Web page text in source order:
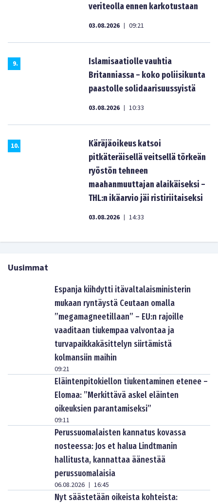
veriteolla ennen karkotustaan
03.08.2026 | 09:21
9.
Islamisaatiolle vauhtia
Britanniassa – koko poliisikunta
paastolle solidaarisuussyistä
03.08.2026 | 10:33
10.
Käräjäoikeus katsoi
pitkäteräisellä veitsellä törkeän
ryöstön tehneen
maahanmuuttajan alaikäiseksi –
THL:n ikäarvio jäi ristiriitaiseksi
03.08.2026 | 14:33
Uusimmat
Espanja kiihdytti itävaltalaisministerin
mukaan ryntäystä Ceutaan omalla
”megamagneetillaan” – EU:n rajoille
vaaditaan tiukempaa valvontaa ja
turvapaikkakäsittelyn siirtämistä
kolmansiin maihin
09:21
Eläintenpitokiellon tiukentaminen etenee –
Elomaa: ”Merkittävä askel eläinten
oikeuksien parantamiseksi”
09:11
Perussuomalaisten kannatus kovassa
nosteessa: Jos et halua Lindtmanin
hallitusta, kannattaa äänestää
perussuomalaisia
06.08.2026 | 16:45
Nyt säästetään oikeista kohteista: